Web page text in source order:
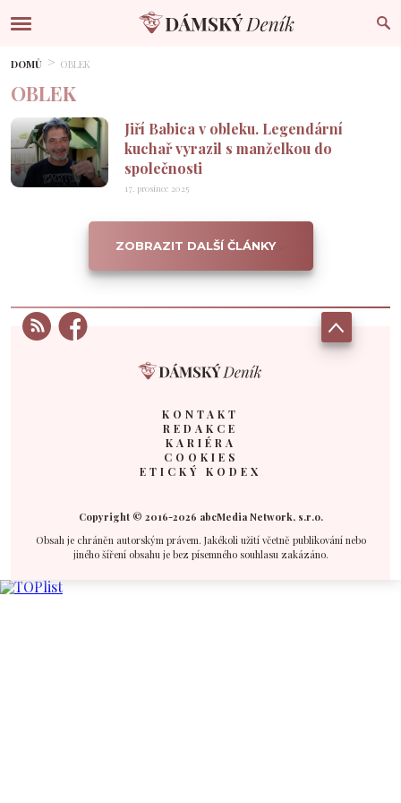
DOMŮ OBLEK
OBLEK
Jiří Babica v obleku. Legendární
kuchař vyrazil s manželkou do
společnosti
17. prosince 2025
ZOBRAZIT DALŠÍ ČLÁNKY
KONTAKT
REDAKCE
KARIÉRA
COOKIES
ETICKÝ KODEX
Copyright © 2016-2026 abcMedia Network, s.r.o.
Obsah je chráněn autorským právem. Jakékoli užití včetně publikování nebo
jiného šíření obsahu je bez písemného souhlasu zakázáno.